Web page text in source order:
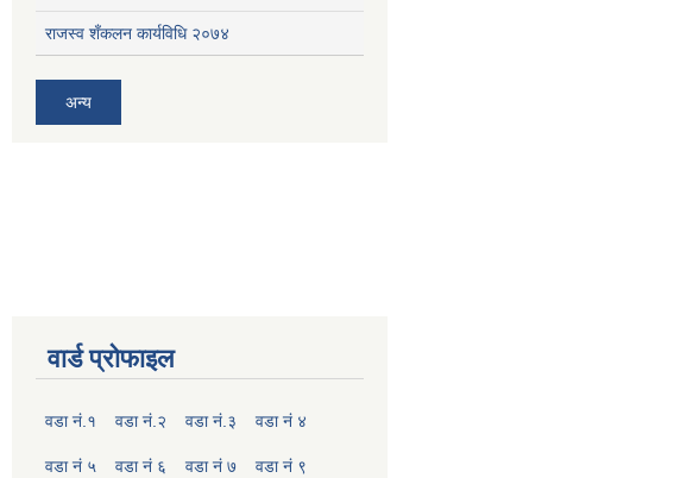
राजस्व शँकलन कार्यविधि २०७४
अन्य
वार्ड प्रोफाइल
वडा नं.१ वडा नं.२ वडा नं.३ वडा नं ४
वडा नं ५ वडा नं ६ वडा नं ७ वडा नं ९